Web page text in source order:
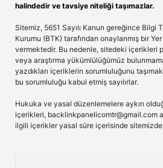
halindedir ve tavsiye niteliği taşımazlar.
Sitemiz, 5651 Sayılı Kanun gereğince Bilgi
Kurumu (BTK) tarafından onaylanmış bir
vermektedir. Bu nedenle, sitedeki içerikleri
veya araştırma yükümlülüğümüz
yazdıkları içeriklerin sorumluluğunu
bu sorumluluğu kabul etmiş sayılırlar.
Hukuka ve yasal düzenlemelere aykırı
içerikleri, backlinkpanelicomtr@gmail.com
ilgili içerikler yasal süre içerisinde